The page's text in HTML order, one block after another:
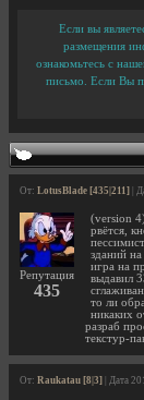
Если вы
размещения
ознакомьтесь с
письмо. Если Вы
От: LotusBlade [435|211] |
Репутация
435
(version
рвётся,
зданий
игра на
выдавил
то ли
никаких
разраб
текстур-
От: Raukatau [8|3] | Дата